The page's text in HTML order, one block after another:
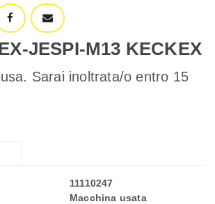
JESPI-M13 KECKEX
Sarai inoltrata/o entro 15
11110247
Macchina usata